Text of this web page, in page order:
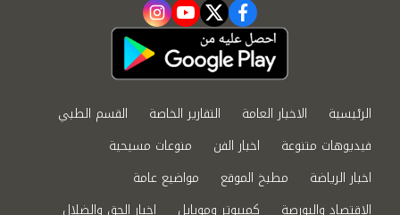
facebook
twitter
youtube
instagram
الرئيسية الاخبار العامة التقارير الخاصة
القسم الطبي
فيديوهات متنوعة
اخبار الفن
منوعات مسيحية
اخبار الرياضة
مطبخ الموقع
مواضيع عامة
الاقتصاد والبورصة
كمبيوتر وموبايل اخبار الحق والضلال